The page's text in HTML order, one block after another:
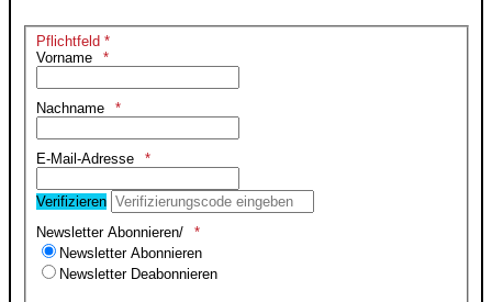
Pflichtfeld *
Vorname
Nachname
E-Mail-Adresse
Verifizieren
Newsletter Abonnieren/
Newsletter Abonnieren
Newsletter Deabonnieren